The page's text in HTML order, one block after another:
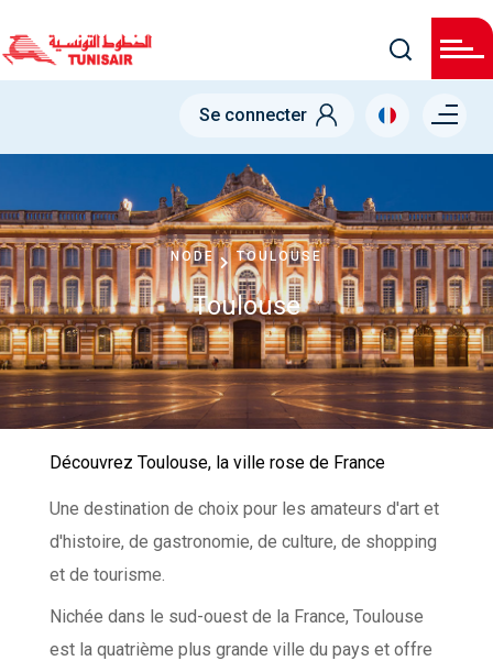
Se connecter Menu right
NODE TOULOUSE
Toulouse
Découvrez Toulouse, la ville rose de France
Une destination de choix pour les amateurs d'art et
d'histoire, de gastronomie, de culture, de shopping
et de tourisme.
Nichée dans le sud-ouest de la France, Toulouse
est la quatrième plus grande ville du pays et offre